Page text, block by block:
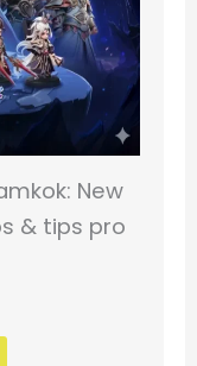
New
& tips pro